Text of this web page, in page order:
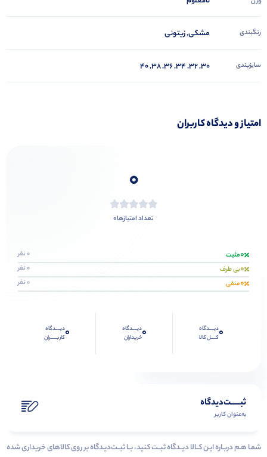
رنگبندی مشکی, زیتونی
سایزبندی ۳۰, ۳۲, ۳۴, ۳۶, ۳۸, ۴۰
امتیاز و دیدگاه کاربران
0
تعداد امتیازها0
0مثبت 0 نفر
0بی طرف 0 نفر
0منفی 0 نفر
0دیــــدگاه
کــــل کالا
0دیــــدگاه
خریداران
0دیــــدگاه
کاربـــــران
ثبـــــت‌دیدگاه
به‌عنوان کاربر
شمـا هـم دربـاره ایـن کــالا دیــدگاه ثبــت کنید، بــا ثبــت‌دیـدگاه بر روی کالاهای خریداری شده